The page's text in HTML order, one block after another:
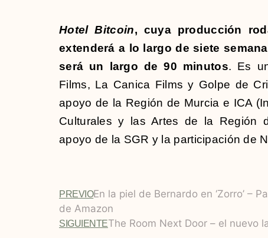
Hotel Bitcoin, cuya producción
extenderá a lo largo de siete
será un largo de 90 minutos. Es
Films, La Canica Films y Golpe de
apoyo de la Región de Murcia e ICA
Culturales y las Artes de la Región
apoyo de la SGR y la participación de
PREVIOEn la piel de Bernardo en ‘Zorro’ –
de Amazon
SIGUIENTEThe Room Next Door – el nuevo